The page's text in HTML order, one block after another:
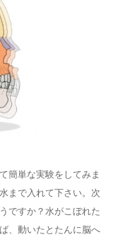
簡単な実験をしてみま
まで入れて下さい。次
ですか？水がこぼれた
、動いたとたんに脳へ